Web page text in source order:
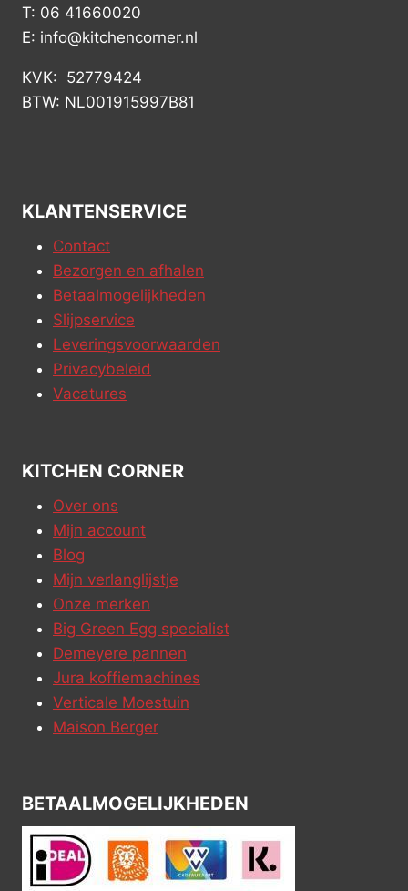
T: 06 41660020
E: info@kitchencorner.nl
KVK: 52779424
BTW: NL001915997B81
KLANTENSERVICE
Contact
Bezorgen en afhalen
Betaalmogelijkheden
Slijpservice
Leveringsvoorwaarden
Privacybeleid
Vacatures
KITCHEN CORNER
Over ons
Mijn account
Blog
Mijn verlanglijstje
Onze merken
Big Green Egg specialist
Demeyere pannen
Jura koffiemachines
Verticale Moestuin
Maison Berger
BETAALMOGELIJKHEDEN